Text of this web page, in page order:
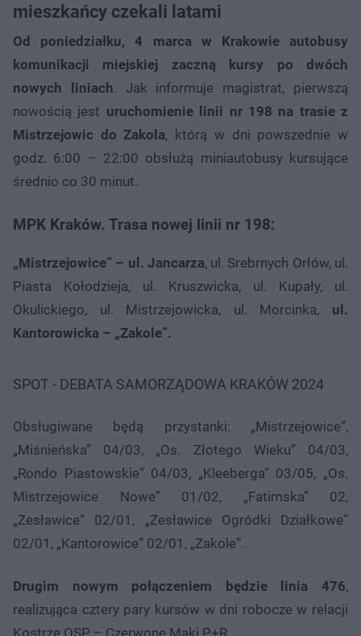
mieszkańcy czekali latami
Od poniedziałku, 4 marca w Krakowie autobusy
komunikacji miejskiej zaczną kursy po dwóch
nowych liniach. Jak informuje magistrat, pierwszą
nowością jest uruchomienie linii nr 198 na trasie z
Mistrzejowic do Zakola, którą w dni powszednie w
godz. 6:00 – 22:00 obsłużą miniautobusy kursujące
średnio co 30 minut.
MPK Kraków. Trasa nowej linii nr 198:
„Mistrzejowice” – ul. Jancarza, ul. Srebrnych Orłów, ul.
Piasta Kołodzieja, ul. Kruszwicka, ul. Kupały, ul.
Okulickiego, ul. Mistrzejowicka, ul. Morcinka, ul.
Kantorowicka – „Zakole”.
SPOT - DEBATA SAMORZĄDOWA KRAKÓW 2024
Obsługiwane będą przystanki: „Mistrzejowice”,
„Miśnieńska” 04/03, „Os. Złotego Wieku” 04/03,
„Rondo Piastowskie” 04/03, „Kleeberga” 03/05, „Os.
Mistrzejowice Nowe” 01/02, „Fatimska” 02,
„Zesławice” 02/01, „Zesławice Ogródki Działkowe”
02/01, „Kantorowice” 02/01, „Zakole”.
Drugim nowym połączeniem będzie linia 476,
realizująca cztery pary kursów w dni robocze w relacji
Kostrze OSP – Czerwone Maki P+R.